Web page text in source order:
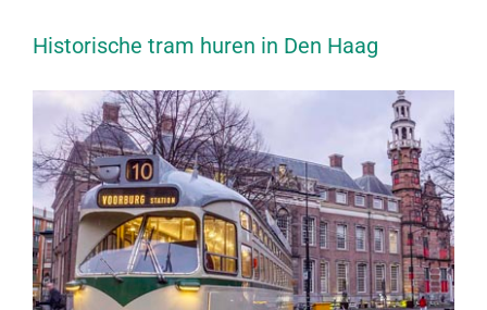
Historische tram huren in Den Haag